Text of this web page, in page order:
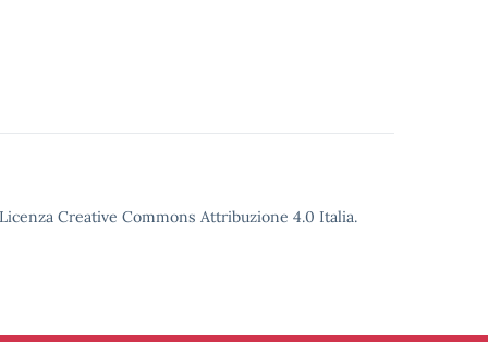
Creative Commons Attribuzione 4.0 Italia.